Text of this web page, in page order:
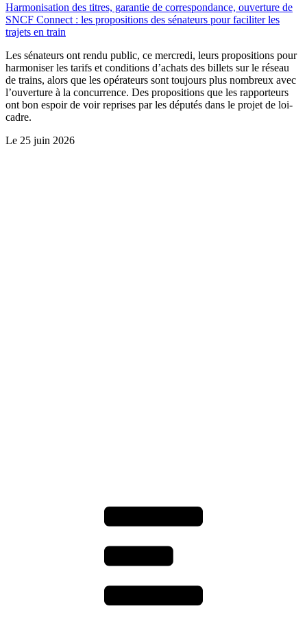
Harmonisation des titres, garantie de correspondance, ouverture de
SNCF Connect : les propositions des sénateurs pour faciliter les
trajets en train
Les sénateurs ont rendu public, ce mercredi, leurs propositions pour
harmoniser les tarifs et conditions d’achats des billets sur le réseau
de trains, alors que les opérateurs sont toujours plus nombreux avec
l’ouverture à la concurrence. Des propositions que les rapporteurs
ont bon espoir de voir reprises par les députés dans le projet de loi-
cadre.
Le 25 juin 2026